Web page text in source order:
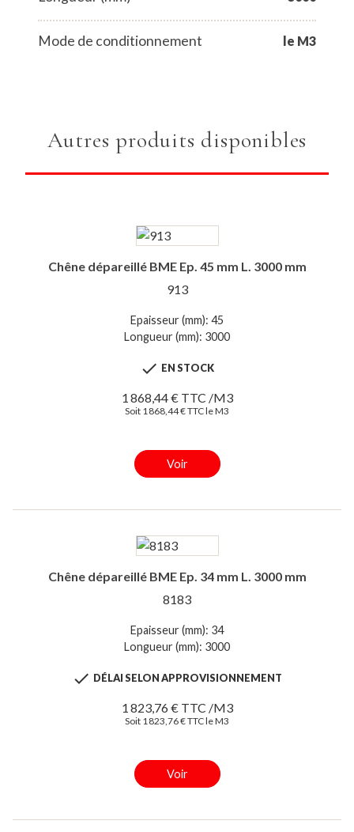
Mode de conditionnement le M3
Autres produits disponibles
Chêne dépareillé BME Ep. 45 mm L. 3000 mm
913
Epaisseur (mm): 45
Longueur (mm): 3000
 EN STOCK
1 868,44 € TTC /M3
Soit 1 868,44 € TTC le M3
Voir
Chêne dépareillé BME Ep. 34 mm L. 3000 mm
8183
Epaisseur (mm): 34
Longueur (mm): 3000
 DÉLAI SELON APPROVISIONNEMENT
1 823,76 € TTC /M3
Soit 1 823,76 € TTC le M3
Voir